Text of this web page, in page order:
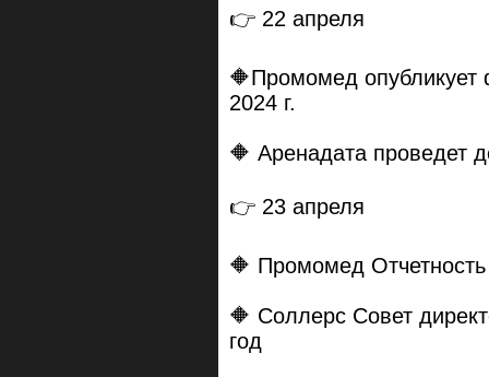
👉 22 апреля
🔶Промомед
2024 г.
🔶 Аренадата проведет
👉 23 апреля
🔶 Промомед
🔶 Соллерс Совет
год